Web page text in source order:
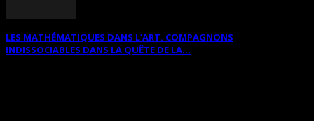
LES MATHÉMATIQUES DANS L’ART. COMPAGNONS
INDISSOCIABLES DANS LA QUÊTE DE LA...